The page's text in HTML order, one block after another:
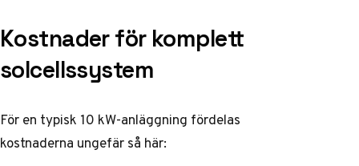
Kostnader för komplett
solcellssystem
För en typisk 10 kW-anläggning fördelas
kostnaderna ungefär så här: